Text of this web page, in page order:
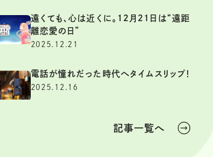
遠くても、心は近くに。12月21日は“遠距
離恋愛の日”
2025.12.21
電話が憧れだった時代へタイムスリップ！
2025.12.16
記事一覧へ